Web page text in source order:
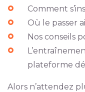
Comment
Où le passer
Nos conseils
plateforme
Alors n’attendez